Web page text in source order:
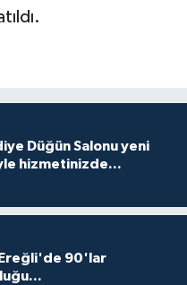
Düğün Salonu yeni
hizmetinizde...
90'lar